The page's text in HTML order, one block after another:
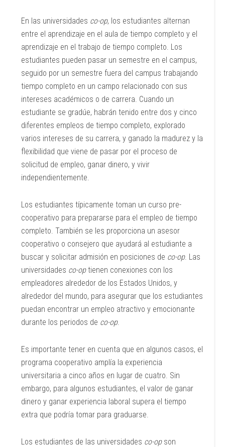
En las universidades co-op, los estudiantes alternan
entre el aprendizaje en el aula de tiempo completo y el
aprendizaje en el trabajo de tiempo completo. Los
estudiantes pueden pasar un semestre en el campus,
seguido por un semestre fuera del campus trabajando
tiempo completo en un campo relacionado con sus
intereses académicos o de carrera. Cuando un
estudiante se gradúe, habrán tenido entre dos y cinco
diferentes empleos de tiempo completo, explorado
varios intereses de su carrera, y ganado la madurez y la
flexibilidad que viene de pasar por el proceso de
solicitud de empleo, ganar dinero, y vivir
independientemente.
Los estudiantes típicamente toman un curso pre-
cooperativo para prepararse para el empleo de tiempo
completo. También se les proporciona un asesor
cooperativo o consejero que ayudará al estudiante a
buscar y solicitar admisión en posiciones de co-op. Las
universidades co-optienen conexiones con los
empleadores alrededor de los Estados Unidos, y
alrededor del mundo, para asegurar que los estudiantes
puedan encontrar un empleo atractivo y emocionante
durante los periodos de co-op.
Es importante tener en cuenta que en algunos casos, el
programa cooperativo amplía la experiencia
universitaria a cinco años en lugar de cuatro. Sin
embargo, para algunos estudiantes, el valor de ganar
dinero y ganar experiencia laboral supera el tiempo
extra que podría tomar para graduarse.
Los estudiantes de las universidades co-opson